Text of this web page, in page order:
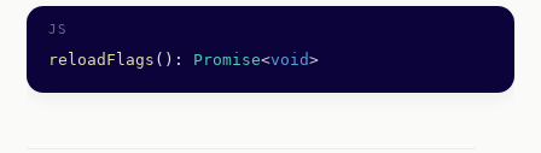
reloadFlags (): Promise<void>